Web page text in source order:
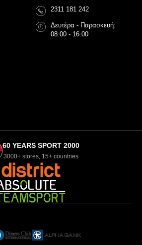
2311 181 242
Δευτέρα - Παρασκευή:
08:00 - 16:00
60 YEARS SPORT 2000
3000+ stores, 15+ countries